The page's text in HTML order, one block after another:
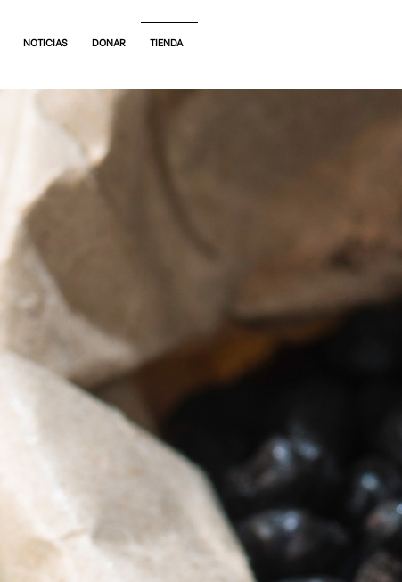
NOTICIAS DONAR TIENDA